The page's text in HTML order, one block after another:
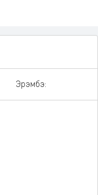
Эрэмбэ: